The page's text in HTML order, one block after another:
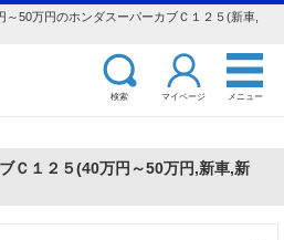
50万円のホンダスーパーカブＣ１２５(新車,
検索 マイページ メニュー
Ｃ１２５(40万円～50万円,新車,新